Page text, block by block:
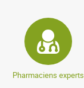
Pharmaciens experts